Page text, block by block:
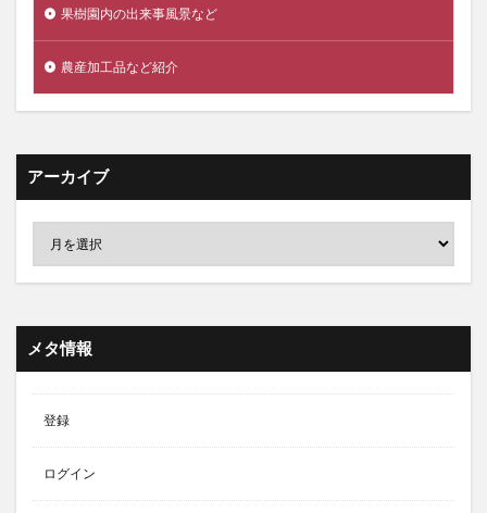
果樹園内の出来事風景など
農産加工品など紹介
アーカイブ
メタ情報
登録
ログイン